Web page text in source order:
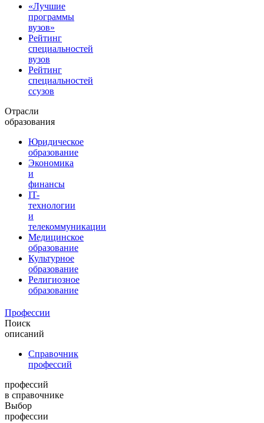
«Лучшие
программы
вузов»
Рейтинг
специальностей
вузов
Рейтинг
специальностей
ссузов
Отрасли
образования
Юридическое
образование
Экономика
и
финансы
IT-
технологии
и
телекоммуникации
Медицинское
образование
Культурное
образование
Религиозное
образование
Профессии
Поиск
описаний
Справочник
профессий
профессий
в справочнике
Выбор
профессии